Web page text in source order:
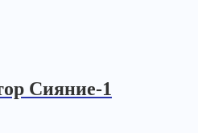
Сияние-1